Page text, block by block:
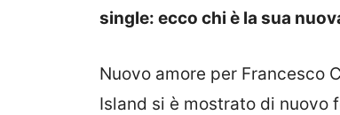
single: ecco chi è la sua
Nuovo amore per Francesco
Island si è mostrato di nuovo